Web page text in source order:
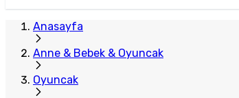
Anasayfa
Anne & Bebek & Oyuncak
Oyuncak